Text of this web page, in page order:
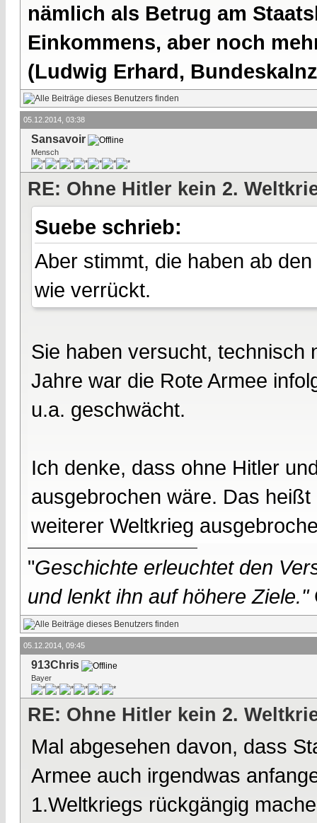
nämlich als Betrug am
Einkommens, aber noch
(Ludwig Erhard,
05.12.2014, 03:38
Sansavoir
Mensch
RE: Ohne Hitler kein 2.
Suebe schrieb:
Aber stimmt, die haben ab
wie verrückt.
Sie haben versucht, technisch
Jahre war die Rote Armee
u.a. geschwächt.
Ich denke, dass ohne Hitler
ausgebrochen wäre. Das
weiterer Weltkrieg
"Geschichte erleuchtet den
und lenkt ihn auf höhere Ziele."
05.12.2014, 09:45
913Chris
Bayer
RE: Ohne Hitler kein 2.
Mal abgesehen davon, dass
Armee auch irgendwas
1.Weltkriegs rückgängig